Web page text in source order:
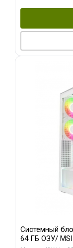
Системный
64 ГБ ОЗУ/ MSI